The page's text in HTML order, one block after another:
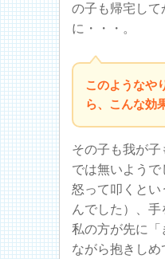
の子も帰宅して
に・・・。
このようなや
ら、こんな効
その子も我が
では無いようで
怒って叩くと
んでした）、
私の方が先に「
ながら抱きしめ